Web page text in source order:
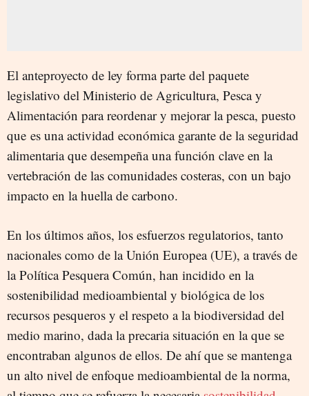
El anteproyecto de ley forma parte del paquete
legislativo del Ministerio de Agricultura, Pesca y
Alimentación para reordenar y mejorar la pesca, puesto
que es una actividad económica garante de la seguridad
alimentaria que desempeña una función clave en la
vertebración de las comunidades costeras, con un bajo
impacto en la huella de carbono.
En los últimos años, los esfuerzos regulatorios, tanto
nacionales como de la Unión Europea (UE), a través de
la Política Pesquera Común, han incidido en la
sostenibilidad medioambiental y biológica de los
recursos pesqueros y el respeto a la biodiversidad del
medio marino, dada la precaria situación en la que se
encontraban algunos de ellos. De ahí que se mantenga
un alto nivel de enfoque medioambiental de la norma,